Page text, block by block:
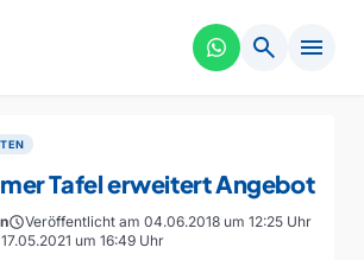
search menu
Tafel erweitert Angebot
scheduleVeröffentlicht am 04.06.2018 um 12:25 Uhr
um 16:49 Uhr